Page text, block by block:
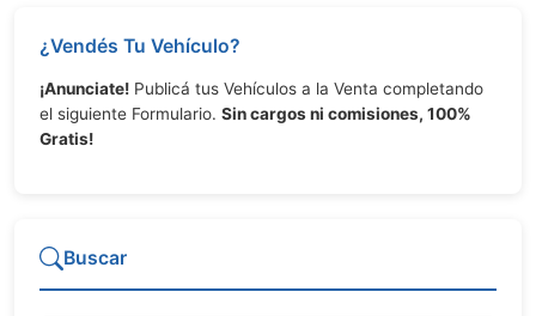
¿Vendés Tu Vehículo?
¡Anunciate! Publicá tus Vehículos a la Venta completando
el siguiente Formulario. Sin cargos ni comisiones, 100%
Gratis!
Buscar